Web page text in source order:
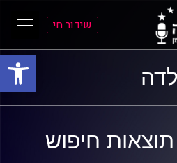
פתח
שידור חי
חיפוש